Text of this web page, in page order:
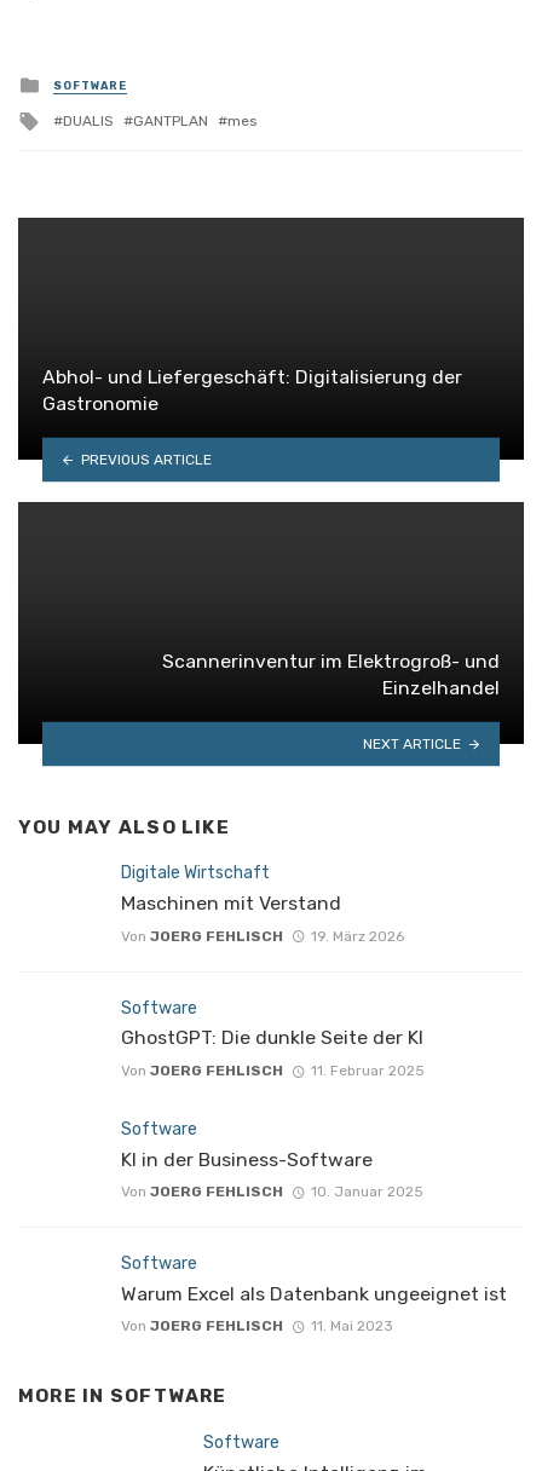
Posted
in
SOFTWARE
Tagged
DUALIS GANTPLAN mes
Abhol- und Liefergeschäft: Digitalisierung der
Gastronomie
PREVIOUS ARTICLE
Scannerinventur im Elektrogroß- und
Einzelhandel
NEXT ARTICLE
YOU MAY ALSO LIKE
Digitale Wirtschaft
Maschinen mit Verstand
Von JOERG FEHLISCH 19. März 2026
Software
GhostGPT: Die dunkle Seite der KI
Von JOERG FEHLISCH 11. Februar 2025
Software
KI in der Business-Software
Von JOERG FEHLISCH 10. Januar 2025
Software
Warum Excel als Datenbank ungeeignet ist
Von JOERG FEHLISCH 11. Mai 2023
MORE IN SOFTWARE
Software